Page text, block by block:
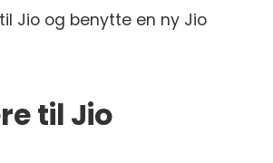
Jio og benytte en ny Jio
til Jio